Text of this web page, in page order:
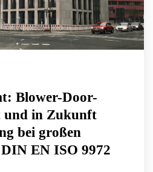
Blower-Door-
und in Zukunft
bei großen
EN ISO 9972